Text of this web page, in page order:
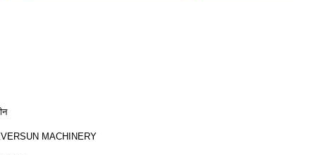
MACHINERY